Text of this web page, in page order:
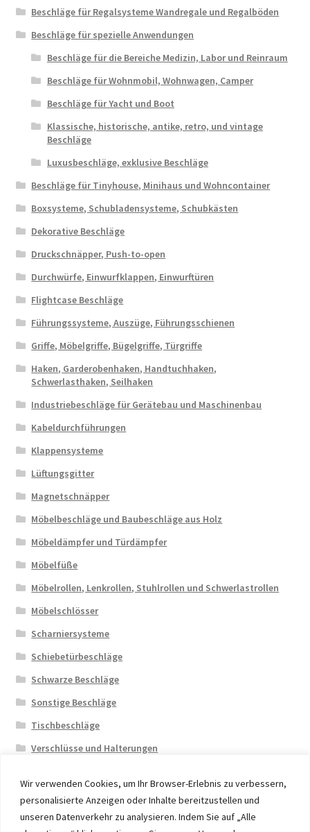
Wir verwenden Cookies, um Ihr Browser-Erlebnis zu verbessern,
personalisierte Anzeigen oder Inhalte bereitzustellen und
unseren Datenverkehr zu analysieren. Indem Sie auf „Alle
Beschläge für Regalsysteme Wandregale und Regalböden
Beschläge für spezielle Anwendungen
Beschläge für die Bereiche Medizin, Labor und Reinraum
Beschläge für Wohnmobil, Wohnwagen, Camper
Beschläge für Yacht und Boot
Klassische, historische, antike, retro, und vintage
Beschläge
Luxusbeschläge, exklusive Beschläge
Beschläge für Tinyhouse, Minihaus und Wohncontainer
Boxsysteme, Schubladensysteme, Schubkästen
Dekorative Beschläge
Druckschnäpper, Push-to-open
Durchwürfe, Einwurfklappen, Einwurftüren
Flightcase Beschläge
Führungssysteme, Auszüge, Führungsschienen
Griffe, Möbelgriffe, Bügelgriffe, Türgriffe
Haken, Garderobenhaken, Handtuchhaken,
Schwerlasthaken, Seilhaken
Industriebeschläge für Gerätebau und Maschinenbau
Kabeldurchführungen
Klappensysteme
Lüftungsgitter
Magnetschnäpper
Möbelbeschläge und Baubeschläge aus Holz
Möbeldämpfer und Türdämpfer
Möbelfüße
Möbelrollen, Lenkrollen, Stuhlrollen und Schwerlastrollen
Möbelschlösser
Scharniersysteme
Schiebetürbeschläge
Schwarze Beschläge
Sonstige Beschläge
Tischbeschläge
Verschlüsse und Halterungen